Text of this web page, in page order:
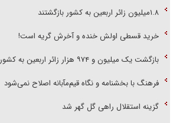
۱.۸میلیون زائر اربعین به کشور بازگشتند
خرید قسطی اولش خنده و آخرش گریه است!
بازگشت یک میلیون و ۹۷۴ هزار زائر اربعین به کشور
فرهنگ با بخشنامه و نگاه قیم‌مآبانه اصلاح نمی‌شود
گزینه استقلال راهی گل گهر شد